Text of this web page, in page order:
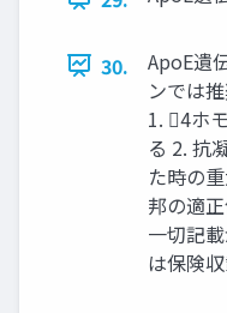
30.
ApoE遺
ンでは
1. 4ホ
る 2. 抗
た時の
邦の適
一切記
は保険